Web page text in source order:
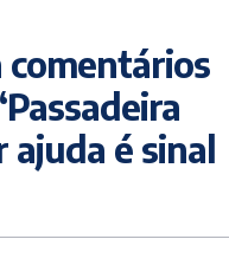
comentários
ajuda é sinal